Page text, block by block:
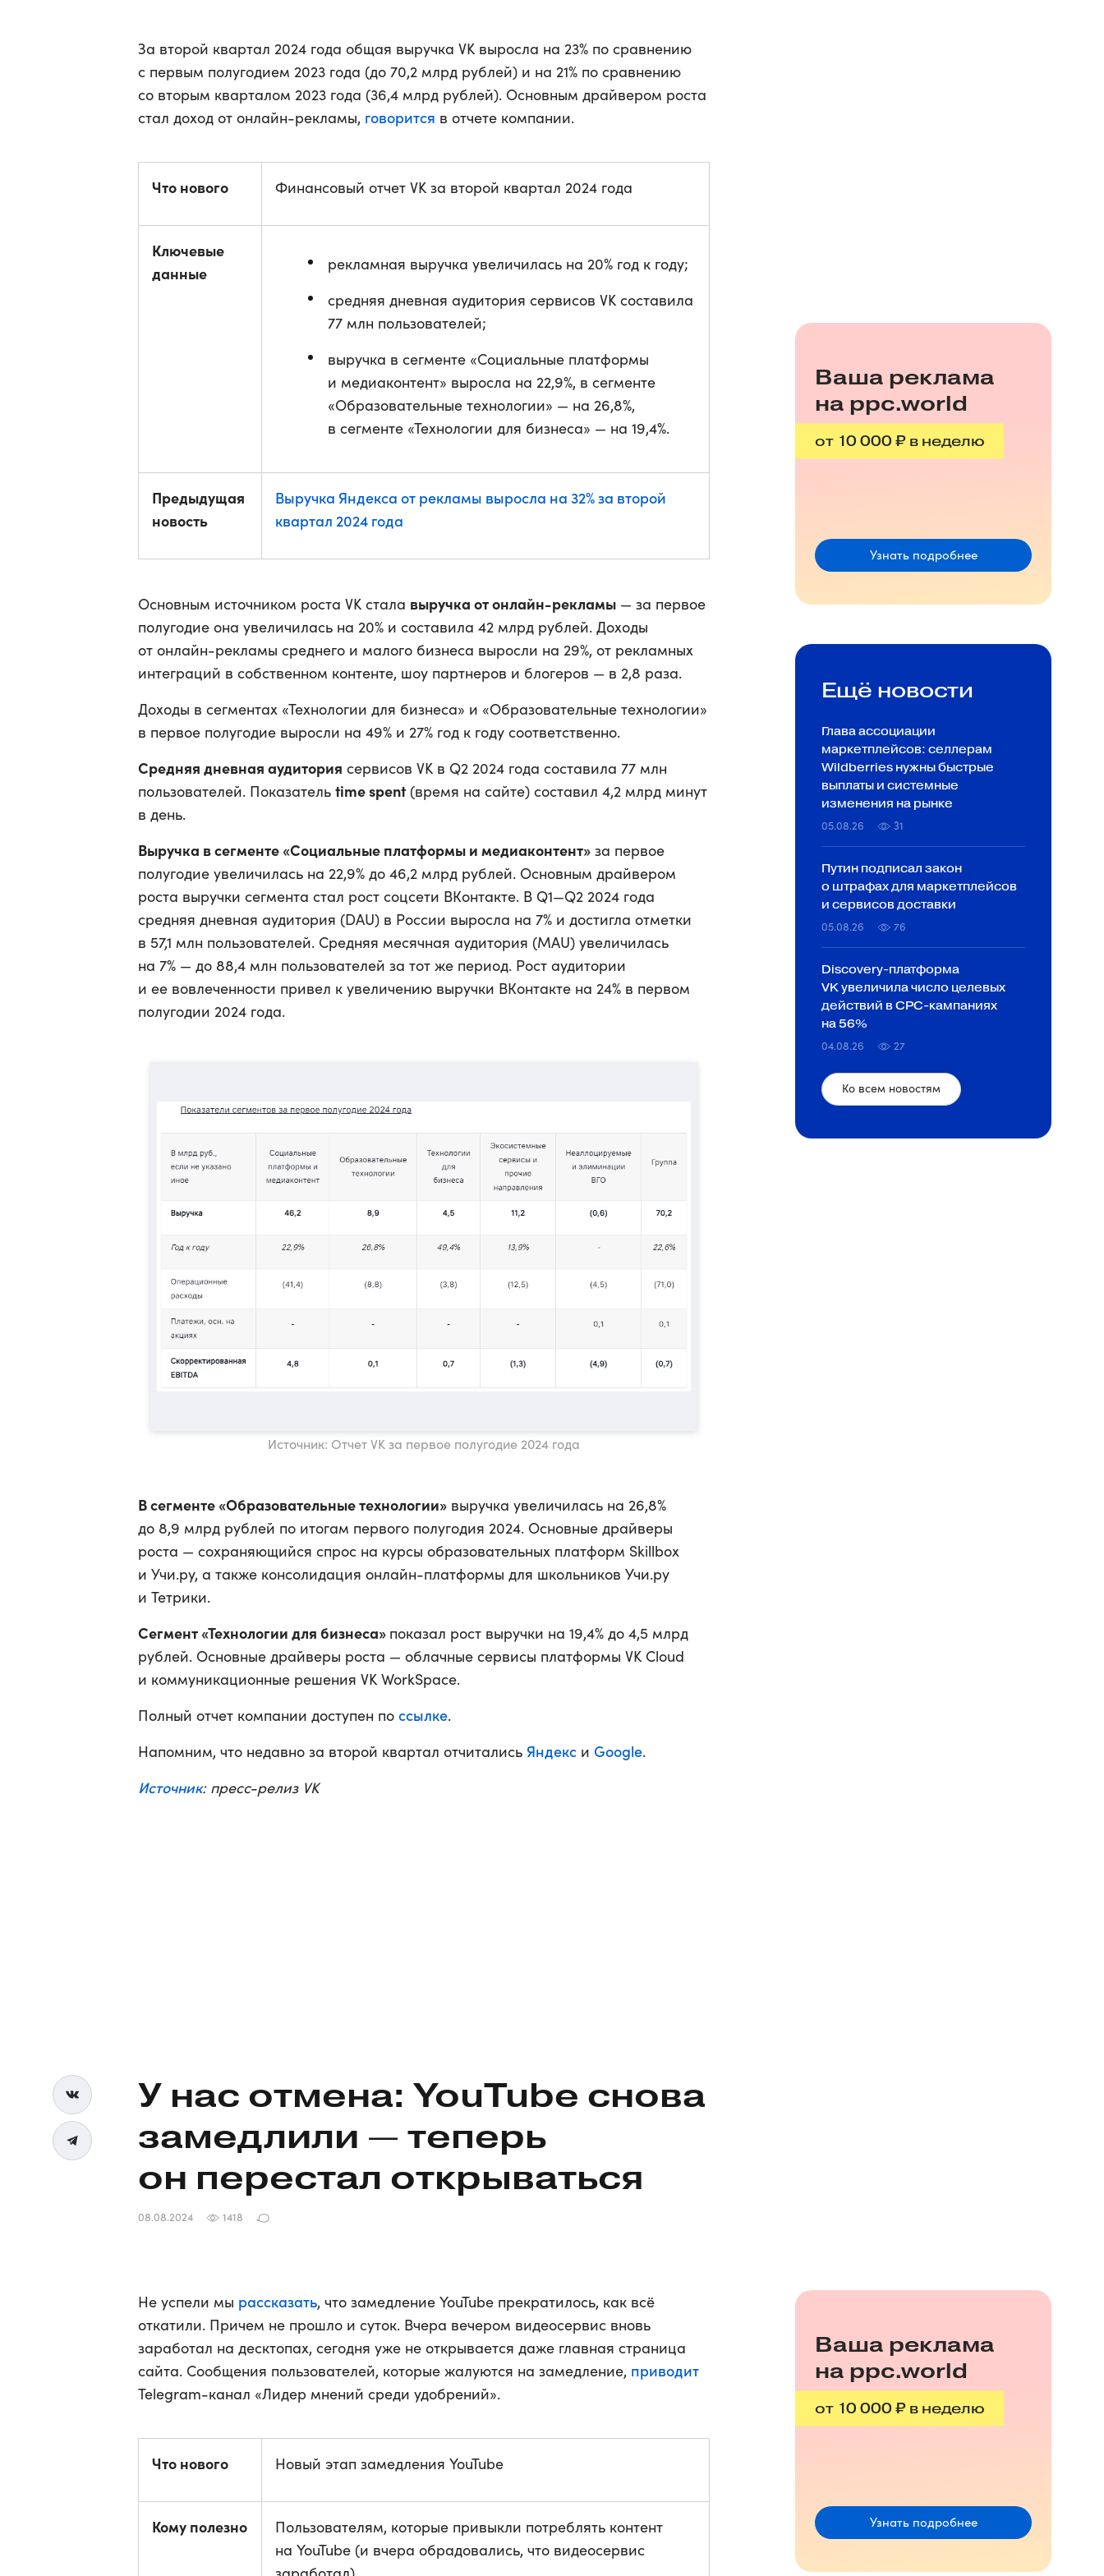
За второй квартал 2024 года общая выручка VK выросла на 23% по сравнению
с первым полугодием 2023 года (до 70,2 млрд рублей) и на 21% по сравнению
со вторым кварталом 2023 года (36,4 млрд рублей). Основным драйвером роста
стал доход от онлайн-рекламы, говорится в отчете компании.
Что нового Финансовый отчет VK за второй квартал 2024 года
Ключевые
данные
рекламная выручка увеличилась на 20% год к году;
средняя дневная аудитория сервисов VK составила
77 млн пользователей;
выручка в сегменте «Социальные платформы
и медиаконтент» выросла на 22,9%, в сегменте
«Образовательные технологии» — на 26,8%,
в сегменте «Технологии для бизнеса» — на 19,4%.
Предыдущая
новость
Выручка Яндекса от рекламы выросла на 32% за второй
квартал 2024 года
Основным источником роста VK стала выручка от онлайн-рекламы — за первое
полугодие она увеличилась на 20% и составила 42 млрд рублей. Доходы
от онлайн-рекламы среднего и малого бизнеса выросли на 29%, от рекламных
интеграций в собственном контенте, шоу партнеров и блогеров — в 2,8 раза.
Доходы в сегментах «Технологии для бизнеса» и «Образовательные технологии»
в первое полугодие выросли на 49% и 27% год к году соответственно.
Средняя дневная аудитория сервисов VK в Q2 2024 года составила 77 млн
пользователей. Показатель time spent(время на сайте) составил 4,2 млрд минут
в день.
Выручка в сегменте «Социальные платформы и медиаконтент» за первое
полугодие увеличилась на 22,9% до 46,2 млрд рублей. Основным драйвером
роста выручки сегмента стал рост соцсети ВКонтакте. В Q1—Q2 2024 года
средняя дневная аудитория (DAU) в России выросла на 7% и достигла отметки
в 57,1 млн пользователей. Средняя месячная аудитория (MAU) увеличилась
на 7% — до 88,4 млн пользователей за тот же период. Рост аудитории
и ее вовлеченности привел к увеличению выручки ВКонтакте на 24% в первом
полугодии 2024 года.
Источник: Отчет VK за первое полугодие 2024 года
В сегменте «Образовательные технологии» выручка увеличилась на 26,8%
до 8,9 млрд рублей по итогам первого полугодия 2024. Основные драйверы
роста — сохраняющийся спрос на курсы образовательных платформ Skillbox
и Учи.ру, а также консолидация онлайн-платформы для школьников Учи.ру
и Тетрики.
Сегмент «Технологии для бизнеса» показал рост выручки на 19,4% до 4,5 млрд
рублей. Основные драйверы роста — облачные сервисы платформы VK Cloud
и коммуникационные решения VK WorkSpace.
Полный отчет компании доступен по ссылке.
Напомним, что недавно за второй квартал отчитались Яндекс и Google.
Источник: пресс-релиз VK
Ваша реклама
на ppc.world
от 10 000 ₽ в неделю
Узнать подробнее
Ещё новости
Глава ассоциации
маркетплейсов: селлерам
Wildberries нужны быстрые
выплаты и системные
изменения на рынке
05.08.26 31
Путин подписал закон
о штрафах для маркетплейсов
и сервисов доставки
05.08.26 76
Discovery-платформа
VK увеличила число целевых
действий в CPC-кампаниях
на 56%
04.08.26 27
Ко всем новостям
У нас отмена: YouTube снова
замедлили — теперь
он перестал открываться
08.08.2024 1418
Не успели мы рассказать, что замедление YouTube прекратилось, как всё
откатили. Причем не прошло и суток. Вчера вечером видеосервис вновь
заработал на десктопах, сегодня уже не открывается даже главная страница
сайта. Сообщения пользователей, которые жалуются на замедление, приводит
Telegram-канал «Лидер мнений среди удобрений».
Что нового Новый этап замедления YouTube
Кому полезно
Пользователям, которые привыкли потреблять контент
на YouTube (и вчера обрадовались, что видеосервис
Ваша реклама
на ppc.world
от 10 000 ₽ в неделю
Узнать подробнее